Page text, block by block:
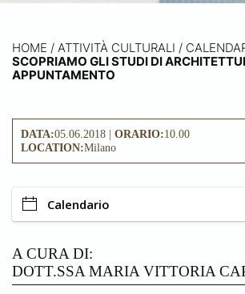
HOME / ATTIVITÀ CULTURALI /
SCOPRIAMO GLI STUDI DI
APPUNTAMENTO
DATA:05.06.2018 | ORARIO:10.00
LOCATION:Milano
Calendario
A CURA DI:
DOTT.SSA MARIA VITTORIA